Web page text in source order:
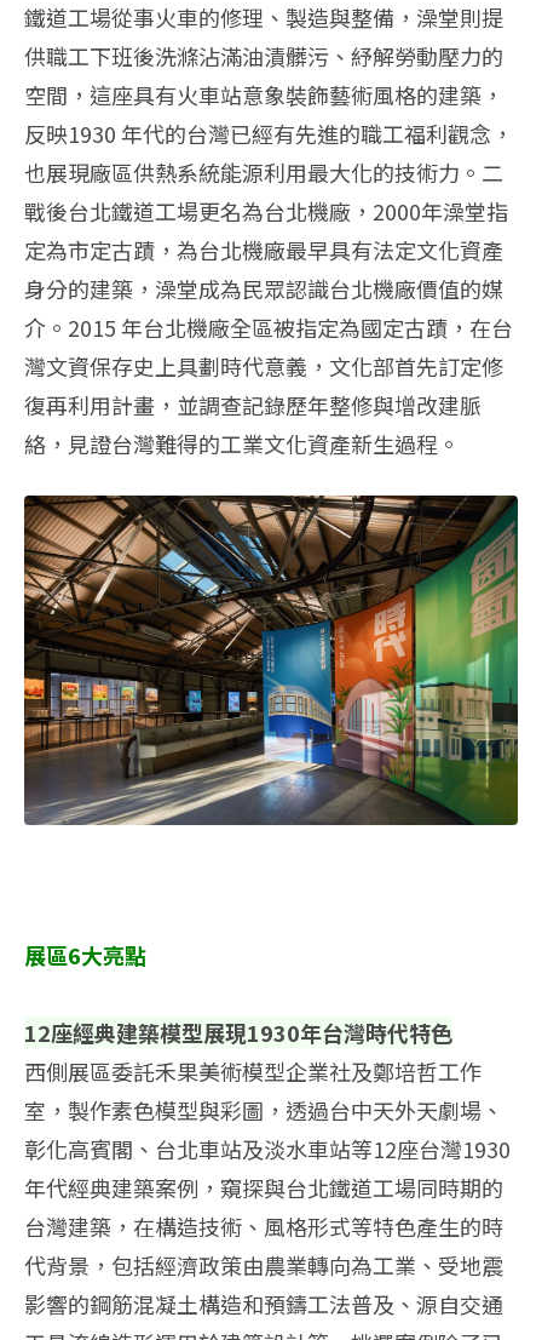
鐵道工場從事火車的修理、製造與整備，澡堂則提
供職工下班後洗滌沾滿油漬髒污、紓解勞動壓力的
空間，這座具有火車站意象裝飾藝術風格的建築，
反映1930 年代的台灣已經有先進的職工福利觀念，
也展現廠區供熱系統能源利用最大化的技術力。二
戰後台北鐵道工場更名為台北機廠，2000年澡堂指
定為市定古蹟，為台北機廠最早具有法定文化資產
身分的建築，澡堂成為民眾認識台北機廠價值的媒
介。2015 年台北機廠全區被指定為國定古蹟，在台
灣文資保存史上具劃時代意義，文化部首先訂定修
復再利用計畫，並調查記錄歷年整修與增改建脈
絡，見證台灣難得的工業文化資產新生過程。
展區6大亮點
12座經典建築模型展現1930年台灣時代特色
西側展區委託禾果美術模型企業社及鄭培哲工作
室，製作素色模型與彩圖，透過台中天外天劇場、
彰化高賓閣、台北車站及淡水車站等12座台灣1930
年代經典建築案例，窺探與台北鐵道工場同時期的
台灣建築，在構造技術、風格形式等特色產生的時
代背景，包括經濟政策由農業轉向為工業、受地震
影響的鋼筋混凝土構造和預鑄工法普及、源自交通